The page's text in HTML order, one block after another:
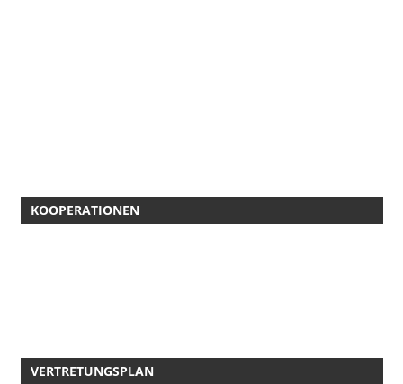
KOOPERATIONEN
VERTRETUNGSPLAN